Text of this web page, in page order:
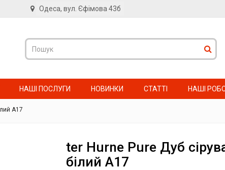
Одеса, вул. Єфімова 43б
НАШІ ПОСЛУГИ НОВИНКИ СТАТТІ НАШІ
А17
ter Hurne Pure Дуб
білий А17